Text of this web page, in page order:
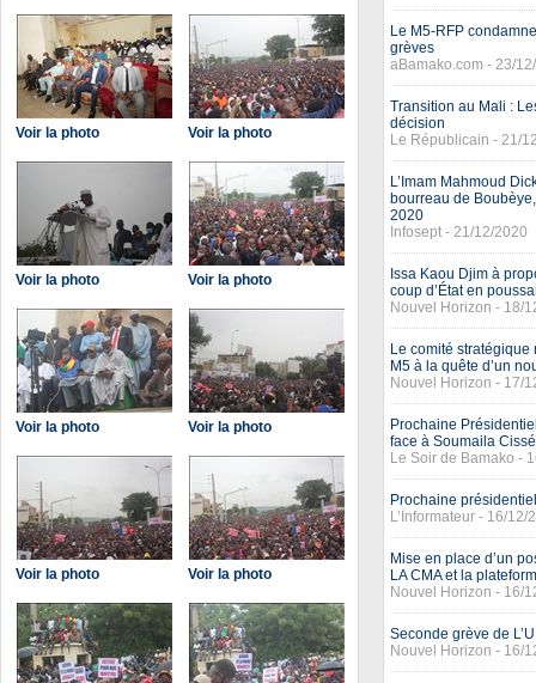
Voir la photo Voir la photo
Voir la photo Voir la photo
Voir la photo Voir la photo
Voir la photo Voir la photo
Le M5-RFP
grèves
aBamako.com - 23/
Transition au Mali :
décision
Le Républicain - 21/
L’Imam Mahmoud
bourreau de
2020
Infosept - 21/12/2020
Issa Kaou Djim à
coup d’État en
Nouvel Horizon - 18/
Le comité stratégique
M5 à la quête d’un
Nouvel Horizon - 17/
Prochaine
face à Soumaila Cissé
Le Soir de Bamako -
Prochaine
L’Informateur - 16/12/
Mise en place d’un
LA CMA et la
Nouvel Horizon - 16/
Seconde grève de
Nouvel Horizon - 16/